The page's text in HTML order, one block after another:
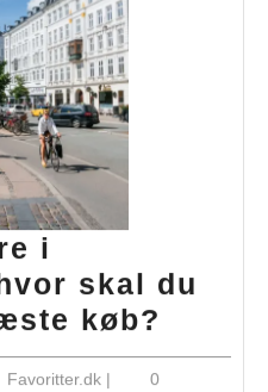
i
skal du
køb?
i
Favoritter.dkFavoritter.dk
|
0